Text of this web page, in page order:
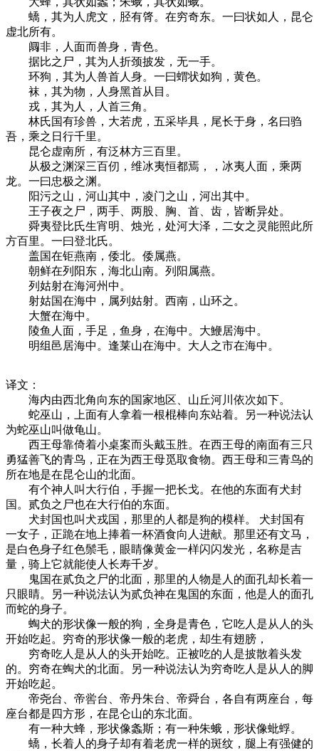
蟜，其为人虎文，胫有䏿。在穷奇东。一曰状如人，昆仑
虚北所有。
阘非，人面而兽身，青色。
据比之尸，其为人折颈披发，无一手。
环狗，其为人兽首人身。一曰蝟状如狗，黄色。
袜，其为物，人身黑首从目。
戎，其为人，人首三角。
林氏国有珍兽，大若虎，五采毕具，尾长于身，名曰驺
吾，乘之日行千里。
昆仑虚南所，有泛林方三百里。
从极之渊深三百仞，维冰夷恒都焉，，冰夷人面，乘两
龙。一曰忠极之渊。
阳污之山，河山其中，凌门之山，河出其中。
王子夜之尸，两手、两股、胸、首、齿，皆断异处。
舜夷登比氏生宵明、烛光，处河大泽，二女之灵能照此所
方百里。一曰登北氏。
盖国在钜燕南，倭北。倭属燕。
朝鲜在列阳东，海北山南。列阳属燕。
列姑射在海河州中。
射姑国在海中，属列姑射。西南，山环之。
大蟹在海中。
陵鱼人面，手足，鱼身，在海中。大鯾居海中。
明组邑居海中。逢莱山在海中。大人之市在海中。
译文：
海内由西北角向东的国家地区、山丘河川依次如下。
蛇巫山，上面有人拿着一根棍棒向东站着。另一种说法认
为蛇巫山叫做龟山。
西王母靠倚着小桌案而头戴玉胜。在西王母的南面有三只
勇猛善飞的青鸟，正在为西王母觅取食物。西王母和三青鸟的
所在地是在昆仑山的北面。
有个神人叫大行伯，手握一把长戈。在他的东面有犬封
国。贰负之尸也在大行伯的东面。
犬封国也叫犬戎国，那里的人都是狗的模样。 犬封国有
一女子，正跪在地上捧着一杯酒食向人进献。那里还有文马，
是白色身子红色鬃毛，眼睛像黄金一样闪闪发光，名称是吉
量，骑上它就能使人长寿千岁。
鬼国在贰负之尸的北面，那里的人物是人的面孔却长着一
只眼睛。另一种说法认为贰负神在鬼国的东面，他是人的面孔
而蛇的身子。
蜪犬的形状像一般的狗，全身是青色，它吃人是从人的头
开始吃起。穷奇的形状像一般的老虎，却生有翅膀，
穷奇吃人是从人的头开始吃。正被吃的人是披散着头发
的。穷奇在蜪犬的北面。另一种说法认为穷奇吃人是从人的脚
开始吃起。
帝尧台、帝喾台、帝丹朱台、帝舜台，各自有两座台，每
座台都是四方形，在昆仑山的东北面。
有一种大蜂，形状像螽斯；有一种朱蛾，形状像蚍蜉。
蟜，长着人的身子却有着老虎一样的斑纹，腿上有强健的